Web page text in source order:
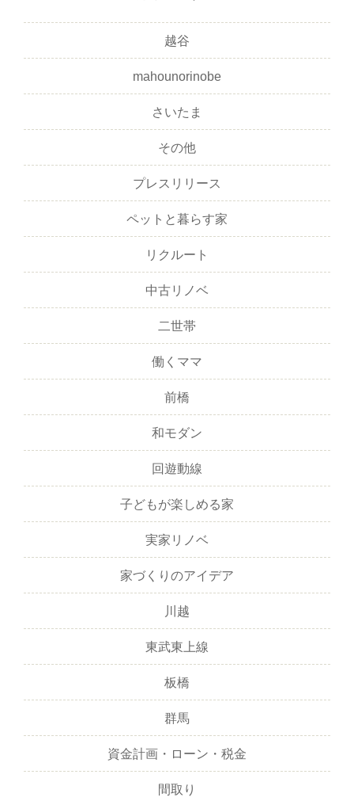
越谷
mahounorinobe
さいたま
その他
プレスリリース
ペットと暮らす家
リクルート
中古リノベ
二世帯
働くママ
前橋
和モダン
回遊動線
子どもが楽しめる家
実家リノベ
家づくりのアイデア
川越
東武東上線
板橋
群馬
資金計画・ローン・税金
間取り